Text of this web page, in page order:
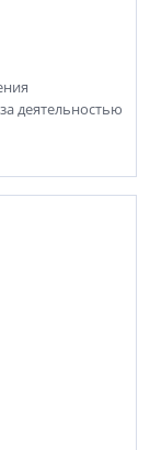
деятельностью